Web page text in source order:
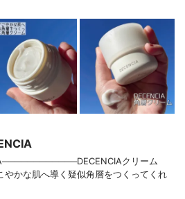
クリーム
かな肌へ導く疑似角層をつくってくれ